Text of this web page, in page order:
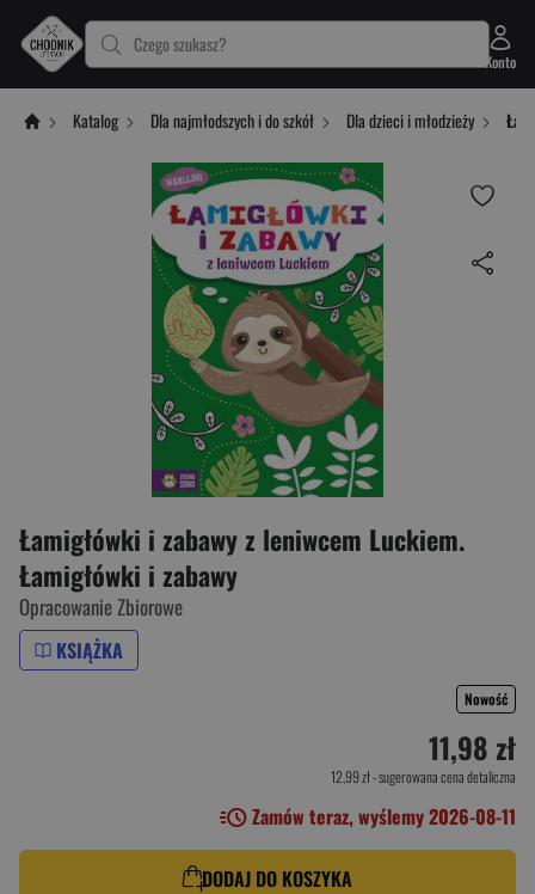
Czego szukasz?
Konto
Katalog Dla najmłodszych i do szkół Dla dzieci i młodzieży
Łamigłówki i zabawy z leniwcem Luckiem.
Łamigłówki i zabawy
Opracowanie Zbiorowe
KSIĄŻKA
Nowość
11,98 zł
12,99 zł- sugerowana cena detaliczna
Zamów teraz, wyślemy 2026-08-11
DODAJ DO KOSZYKA